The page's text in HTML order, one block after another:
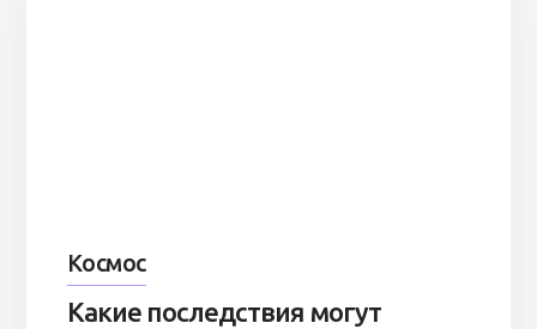
Космос
Какие последствия могут